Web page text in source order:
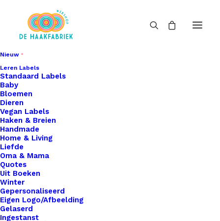
Nieuw
Leren Labels
Standaard Labels
Baby
Bloemen
Dieren
Vegan Labels
Haken & Breien
Handmade
Home & Living
Liefde
Oma & Mama
Quotes
Uit Boeken
Winter
Gepersonaliseerd
Eigen Logo/Afbeelding
Gelaserd
Ingestanst